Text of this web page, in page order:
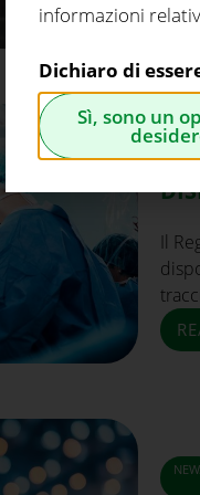
LA
Il
informazioni
Dichiaro di
Sì, sono un